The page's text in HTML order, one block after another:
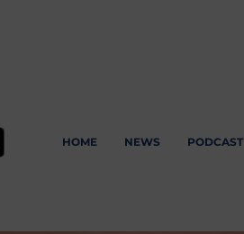
HOME NEWS PODCAST